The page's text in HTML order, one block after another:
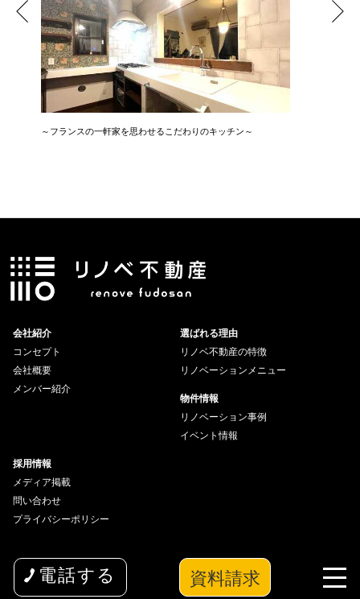
電話する 資料請求
～フランスの一軒家を思わせるこだわりのキッチン～
会社紹介
コンセプト
会社概要
メンバー紹介
選ばれる理由
リノベ不動産の特徴
リノベーションメニュー
物件情報
リノベーション事例
イベント情報
採用情報
メディア掲載
問い合わせ
プライバシーポリシー
copyright© 2026 wakuwaku Inc All Rights Reserved.